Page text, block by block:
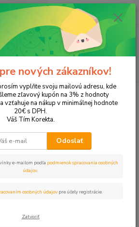
Hľadať
ks
za 0,00 EUR
Klipy, špendlíky a spony
Špendlíky,
parametre
strana
nových zákazníkov!
vyplňte svoju mailovú adresu, kde
zľavový kupón na 3% z hodnoty
vzťahuje na nákup v minimálnej hodnote
20€ s DPH.
Váš Tím Korekta.
Odoslať
e-mailom podľa podmienok spracovania osobných
údajov.
osobných údajov pre účely registrácie.
Zatvoriť